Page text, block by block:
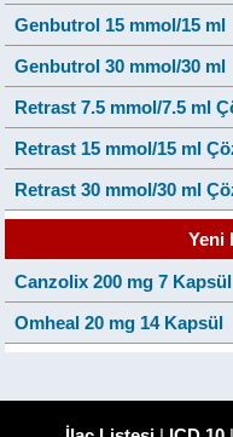
Genbutrol 15 mmol/15 ml
Genbutrol 30 mmol/30 ml
Retrast 7.5 mmol/7.5 ml
Retrast 15 mmol/15 ml
Retrast 30 mmol/30 ml
Yeni
Canzolix 200 mg 7 Kapsül
Omheal 20 mg 14 Kapsül